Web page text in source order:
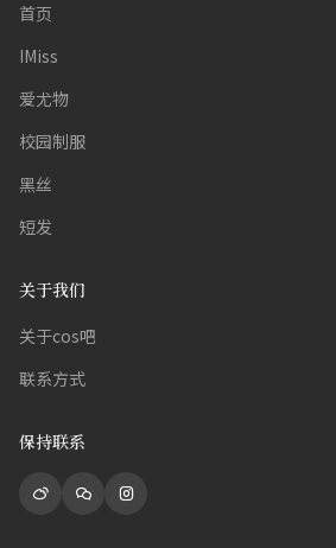
首页
IMiss
爱尤物
校园制服
黑丝
短发
关于我们
关于cos吧
联系方式
保持联系